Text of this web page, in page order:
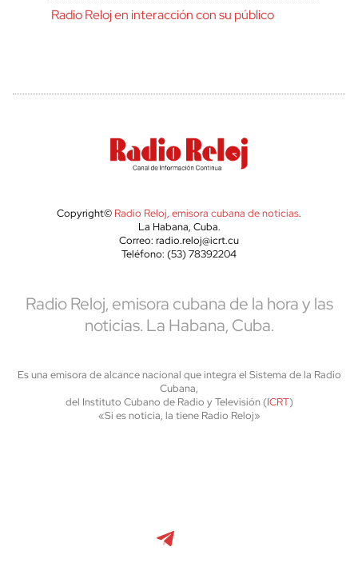
Radio Reloj en interacción con su público
Copyright© Radio Reloj, emisora cubana de noticias.
La Habana, Cuba.
Correo: radio.reloj@icrt.cu
Teléfono: (53) 78392204
Radio Reloj, emisora cubana de la hora y las
noticias. La Habana, Cuba.
Es una emisora de alcance nacional que integra el Sistema de la Radio
Cubana,
del Instituto Cubano de Radio y Televisión (ICRT)
«Si es noticia, la tiene Radio Reloj»